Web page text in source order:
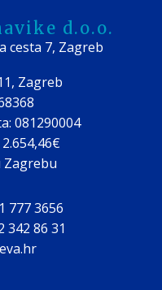
d.o.o.
cesta 7, Zagreb
Zagreb
081290004
Zagrebu
777 3656
342 86 31